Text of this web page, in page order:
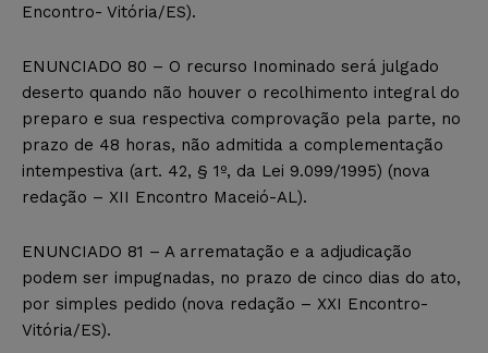
Encontro- Vitória/ES).
ENUNCIADO 80 – O recurso Inominado será julgado
deserto quando não houver o recolhimento integral do
preparo e sua respectiva comprovação pela parte, no
prazo de 48 horas, não admitida a complementação
intempestiva (art. 42, § 1º, da Lei 9.099/1995) (nova
redação – XII Encontro Maceió-AL).
ENUNCIADO 81 – A arrematação e a adjudicação
podem ser impugnadas, no prazo de cinco dias do ato,
por simples pedido (nova redação – XXI Encontro-
Vitória/ES).